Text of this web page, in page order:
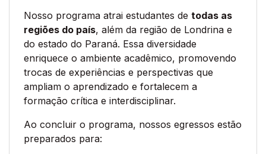
Nosso programa atrai estudantes de todas as
regiões do país, além da região de Londrina e
do estado do Paraná. Essa diversidade
enriquece o ambiente acadêmico, promovendo
trocas de experiências e perspectivas que
ampliam o aprendizado e fortalecem a
formação crítica e interdisciplinar.
Ao concluir o programa, nossos egressos estão
preparados para: